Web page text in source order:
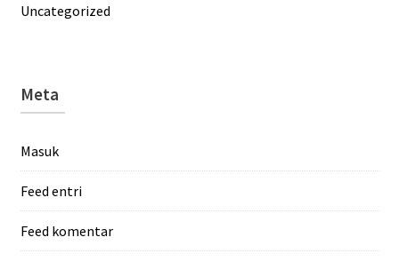
Uncategorized
Meta
Masuk
Feed entri
Feed komentar